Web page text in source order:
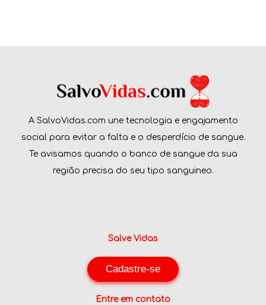
A SalvoVidas.com une tecnologia e engajamento
social para evitar a falta e o desperdício de sangue.
Te avisamos quando o banco de sangue da sua
região precisa do seu tipo sanguineo.
Salve Vidas
Cadastre-se
Entre em contato